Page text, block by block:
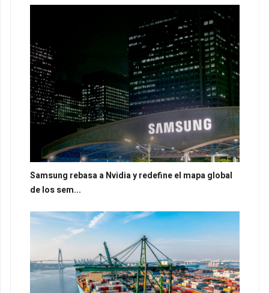
Samsung rebasa a Nvidia y redefine el mapa global
de los sem...